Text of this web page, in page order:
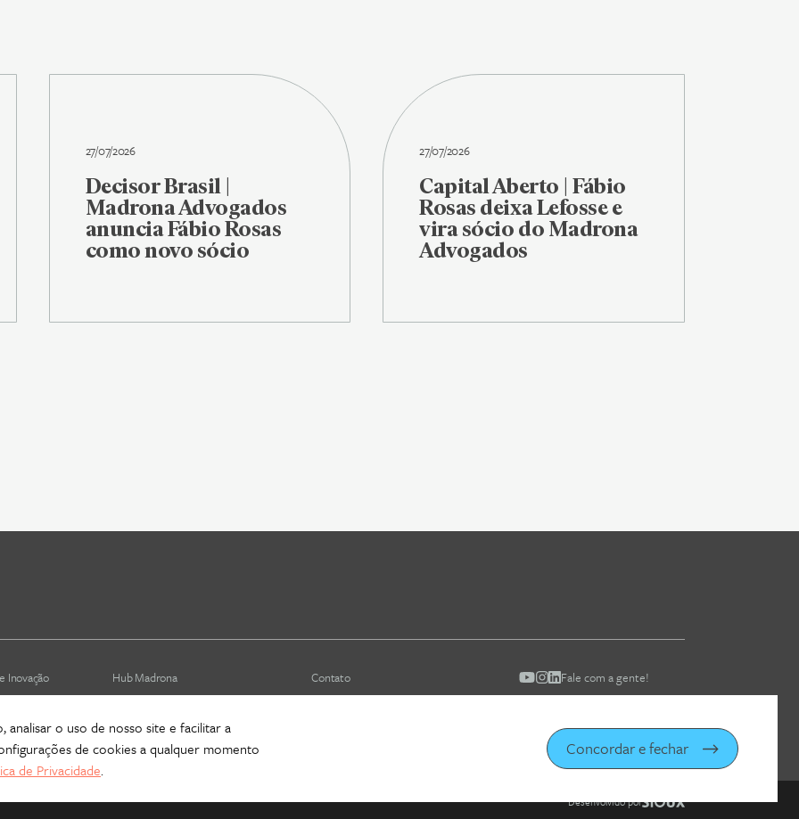
27/07/2026
Decisor Brasil |
Madrona Advogados
anuncia Fábio Rosas
como novo sócio
27/07/2026
Capital Aberto | Fábio
Rosas deixa Lefosse e
vira sócio do Madrona
Advogados
Inovação
(depreciado)
Hub Madrona
Proteção de Dados e Privacidade
Contato
Fale com a gente!
Desenvolvido por
analisar o uso de nosso site e facilitar a
de cookies a qualquer momento
de Privacidade.
Concordar e fechar